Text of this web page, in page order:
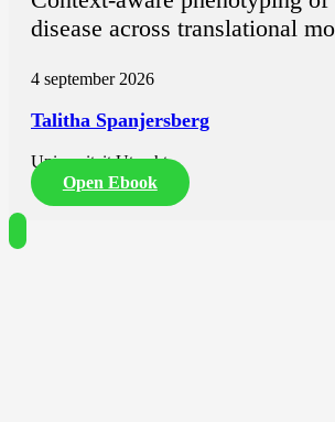
disease across translational
4 september 2026
Talitha Spanjersberg
Universiteit Utrecht
Open Ebook